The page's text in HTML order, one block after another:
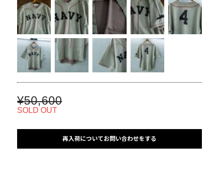
¥50,600
SOLD OUT
再入荷についてお問い合わせをする